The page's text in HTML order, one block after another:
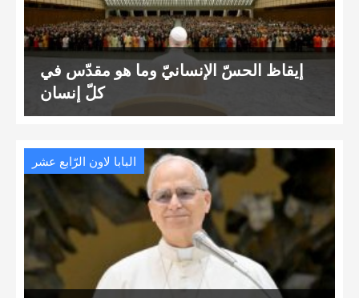
إيقاظ الحسّ الإنسانيّ وما هو مقدّس في
كلّ إنسان
البابا لاون الرّابع عشر